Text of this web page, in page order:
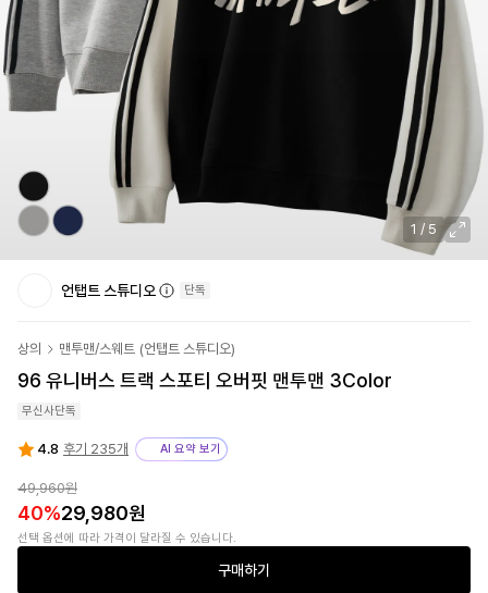
1 / 5
언탭트 스튜디오 단독
상의 맨투맨/스웨트 (언탭트 스튜디오)
96 유니버스 트랙 스포티 오버핏 맨투맨 3Color
무신사단독
4.8 후기 235개 AI 요약 보기
49,960원
40%29,980원
선택 옵션에 따라 가격이 달라질 수 있습니다.
구매하기